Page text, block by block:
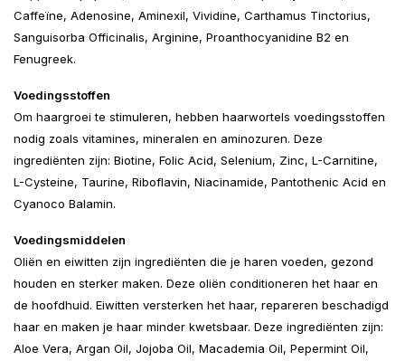
Caffeïne, Adenosine, Aminexil, Vividine, Carthamus Tinctorius,
Sanguisorba Officinalis, Arginine, Proanthocyanidine B2 en
Fenugreek.
Voedingsstoffen
Om haargroei te stimuleren, hebben haarwortels voedingsstoffen
nodig zoals vitamines, mineralen en aminozuren. Deze
ingrediënten zijn: Biotine, Folic Acid, Selenium, Zinc, L-Carnitine,
L-Cysteine, Taurine, Riboflavin, Niacinamide, Pantothenic Acid en
Cyanoco Balamin.
Voedingsmiddelen
Oliën en eiwitten zijn ingrediënten die je haren voeden, gezond
houden en sterker maken. Deze oliën conditioneren het haar en
de hoofdhuid. Eiwitten versterken het haar, repareren beschadigd
haar en maken je haar minder kwetsbaar. Deze ingrediënten zijn:
Aloe Vera, Argan Oil, Jojoba Oil, Macademia Oil, Pepermint Oil,